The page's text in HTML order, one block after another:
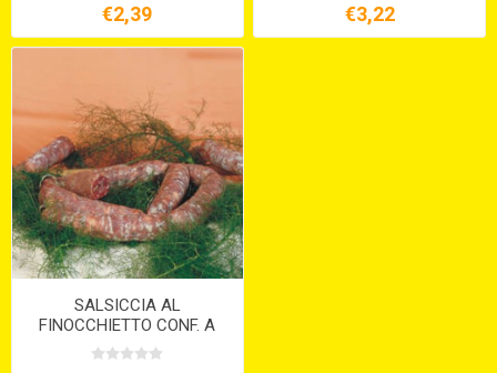
€2,39 €3,22
SALSICCIA AL
FINOCCHIETTO CONF. A
NODINI SV STARVAGGI